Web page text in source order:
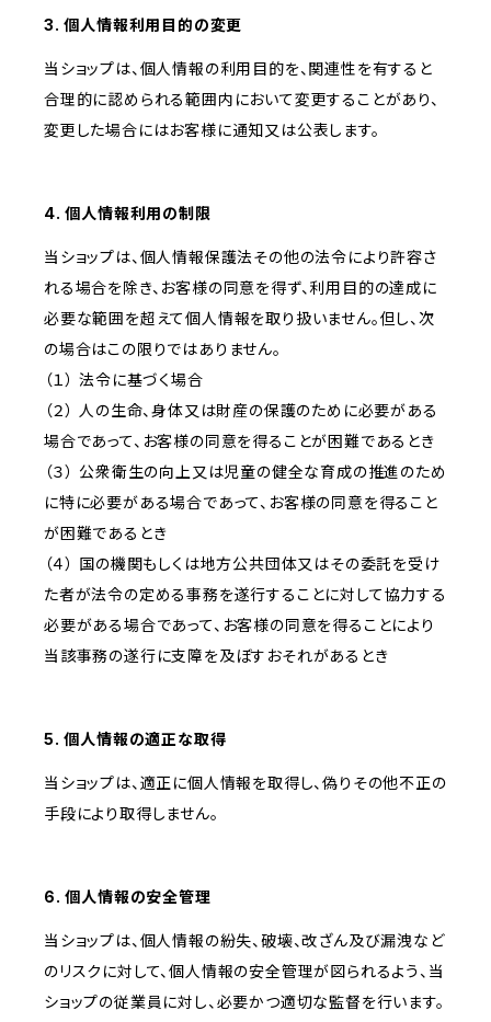
3. 個人情報利用目的の変更
当ショップは、個人情報の利用目的を、関連性を有すると
合理的に認められる範囲内において変更することがあり、
変更した場合にはお客様に通知又は公表します。
4. 個人情報利用の制限
当ショップは、個人情報保護法その他の法令により許容さ
れる場合を除き、お客様の同意を得ず、利用目的の達成に
必要な範囲を超えて個人情報を取り扱いません。但し、次
の場合はこの限りではありません。
（１） 法令に基づく場合
（２） 人の生命、身体又は財産の保護のために必要がある
場合であって、お客様の同意を得ることが困難であるとき
（３） 公衆衛生の向上又は児童の健全な育成の推進のため
に特に必要がある場合であって、お客様の同意を得ること
が困難であるとき
（４） 国の機関もしくは地方公共団体又はその委託を受け
た者が法令の定める事務を遂行することに対して協力する
必要がある場合であって、お客様の同意を得ることにより
当該事務の遂行に支障を及ぼすおそれがあるとき
5. 個人情報の適正な取得
当ショップは、適正に個人情報を取得し、偽りその他不正の
手段により取得しません。
6. 個人情報の安全管理
当ショップは、個人情報の紛失、破壊、改ざん及び漏洩など
のリスクに対して、個人情報の安全管理が図られるよう、当
ショップの従業員に対し、必要かつ適切な監督を行います。